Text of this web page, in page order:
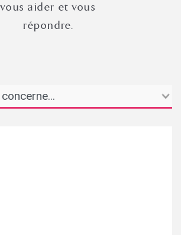
vous aider et vous
répondre.